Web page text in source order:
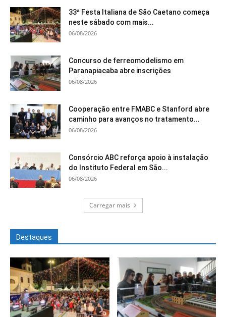
33ª Festa Italiana de São Caetano começa
neste sábado com mais...
06/08/2026
Concurso de ferreomodelismo em
Paranapiacaba abre inscrições
06/08/2026
Cooperação entre FMABC e Stanford abre
caminho para avanços no tratamento...
06/08/2026
Consórcio ABC reforça apoio à instalação
do Instituto Federal em São...
06/08/2026
Carregar mais
Destaques